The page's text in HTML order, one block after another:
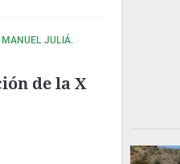
MANUEL JULIÁ.
de la X